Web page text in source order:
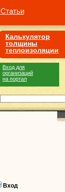
Статьи
Калькулятор
толщины
теплоизоляции
Вход для
организаций
на портал
Вход